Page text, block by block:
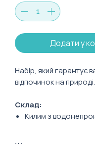
Додати у
Набір, який гарантує
відпочинок на природі.
Склад:
Килим з